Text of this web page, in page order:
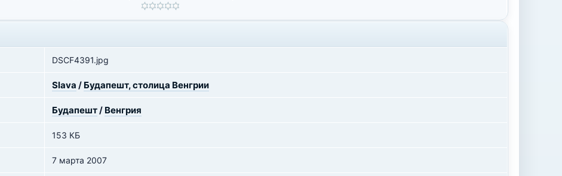
DSCF4391.jpg
Slava / Будапешт, столица Венгрии
Будапешт/ Венгрия
153 КБ
7 марта 2007